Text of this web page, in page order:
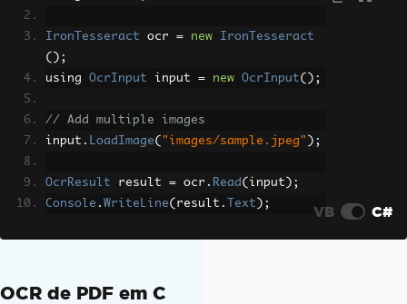
IronTesseract ocr = new
IronTesseract
();
using OcrInput input = new OcrInput();
// Add multiple images
input . LoadImage( "images/sample.jpeg" );
OcrResult result = ocr . Read ( input );
Console . WriteLine( result . Text ); VB C#
OCR de PDF em C